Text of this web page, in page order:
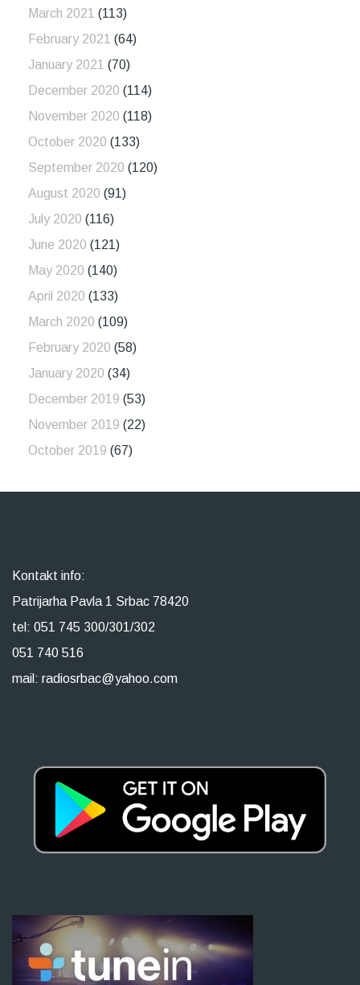
March 2021 (113)
February 2021 (64)
January 2021 (70)
December 2020 (114)
November 2020 (118)
October 2020 (133)
September 2020 (120)
August 2020 (91)
July 2020 (116)
June 2020 (121)
May 2020 (140)
April 2020 (133)
March 2020 (109)
February 2020 (58)
January 2020 (34)
December 2019 (53)
November 2019 (22)
October 2019 (67)
Kontakt info:
Patrijarha Pavla 1 Srbac 78420
tel: 051 745 300/301/302
051 740 516
mail: radiosrbac@yahoo.com